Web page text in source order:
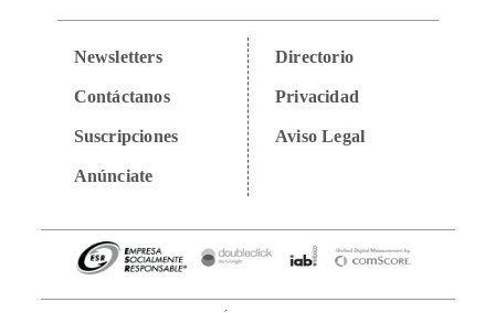
Newsletters
Contáctanos
Suscripciones
Anúnciate
Directorio
Privacidad
Aviso Legal